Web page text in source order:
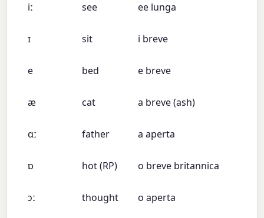
iː see ee lunga
ɪ sit i breve
e bed e breve
æ cat a breve (ash)
ɑː father a aperta
ɒ hot (RP) o breve britannica
ɔː thought o aperta